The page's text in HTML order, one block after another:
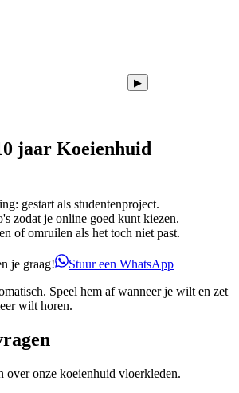
▶
jaar Koeienhuid
gestart als studentenproject.
zodat je online goed kunt kiezen.
of omruilen als het toch niet past.
je graag!
Stuur een WhatsApp
Speel hem af wanneer je wilt en zet
wilt horen.
onze koeienhuid vloerkleden.